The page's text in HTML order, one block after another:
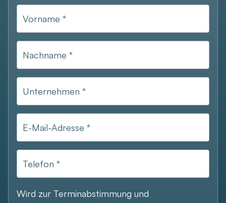
Vorname *
Nachname *
Unternehmen *
E-Mail-Adresse *
Telefon *
Wird zur Terminabstimmung und